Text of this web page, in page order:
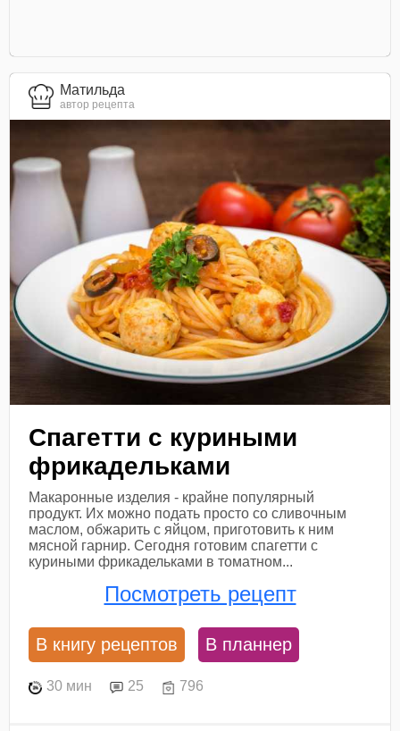
Матильда
автор рецепта
Спагетти с куриными
фрикадельками
Макаронные изделия - крайне популярный
продукт. Их можно подать просто со сливочным
маслом, обжарить с яйцом, приготовить к ним
мясной гарнир. Сегодня готовим спагетти с
куриными фрикадельками в томатном...
Посмотреть рецепт
В книгу рецептов В планнер
30 мин 25 796